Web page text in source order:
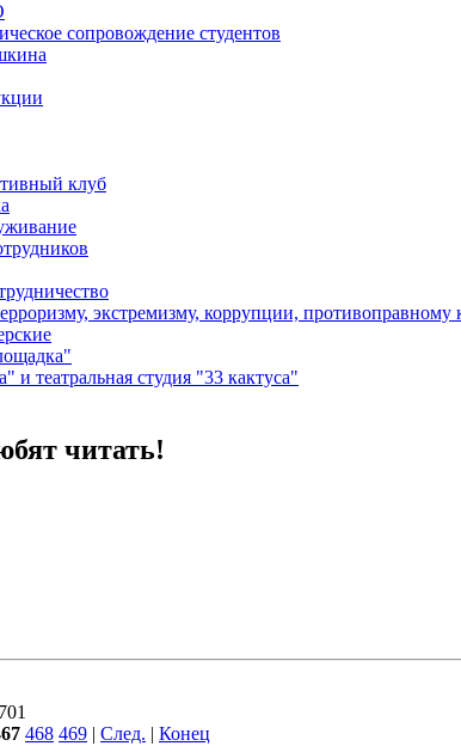
сопровождение студентов
клуб
экстремизму, коррупции, противоправному
и театральная студия "33 кактуса"
читать!
468 469 | След. | Конец